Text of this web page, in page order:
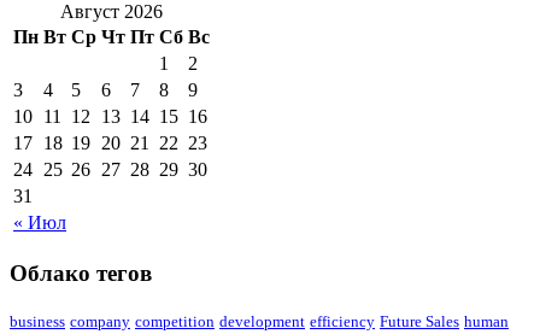
Август 2026
Пн Вт Ср Чт Пт Сб Вс
« Июл
1
2
3
4 5 6 7 8
9
10 11 12 13 14 15 16
17 18 19 20 21 22 23
24 25 26 27 28 29 30
31
Облако тегов
business company competition development efficiency Future Sales human